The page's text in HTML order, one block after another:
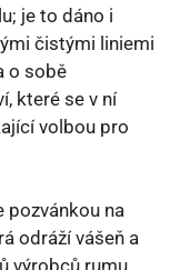
je to dáno i
čistými liniemi
o sobě
které se v ní
volbou pro
pozvánkou na
odráží vášeň a